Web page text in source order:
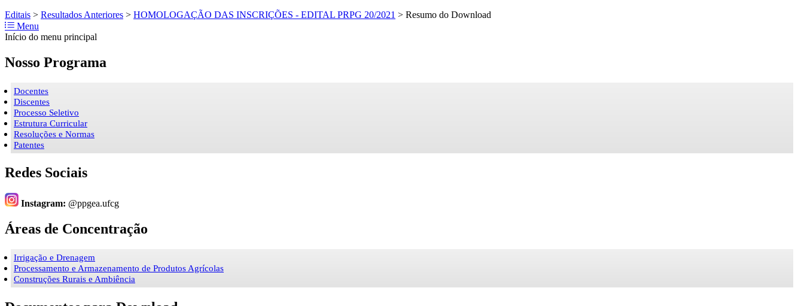
Editais > Resultados Anteriores > HOMOLOGAÇÃO DAS INSCRIÇÕES - EDITAL PRPG 20/2021 > Resumo do Download
Menu
Início do menu principal
Nosso Programa
Docentes
Discentes
Processo Seletivo
Estrutura Curricular
Resoluções e Normas
Patentes
Redes Sociais
Instagram: @ppgea.ufcg
Áreas de Concentração
Irrigação e Drenagem
Processamento e Armazenamento de Produtos Agrícolas
Construções Rurais e Ambiência